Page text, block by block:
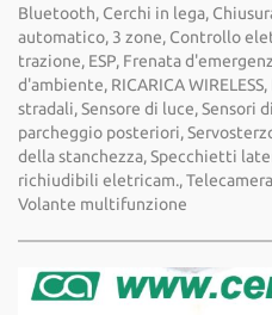
Bluetooth, Cerchi in lega,
automatico, 3 zone, Controllo
trazione, ESP, Frenata
d'ambiente, RICARICA
stradali, Sensore di luce, Sensori
parcheggio posteriori,
della stanchezza, Specchietti
richiudibili eletricam.,
Volante multifunzione